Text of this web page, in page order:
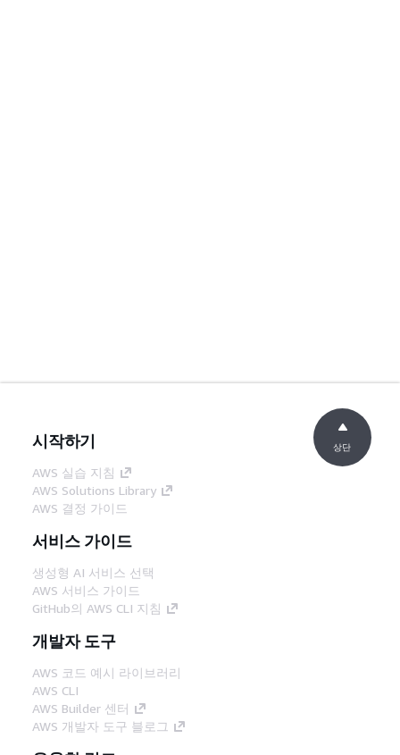
시작하기
AWS 실습 지침
AWS Solutions Library
AWS 결정 가이드
서비스 가이드
생성형 AI 서비스 선택
AWS 서비스 가이드
GitHub의 AWS CLI 지침
개발자 도구
AWS 코드 예시 라이브러리
AWS CLI
AWS Builder 센터
AWS 개발자 도구 블로그
상단